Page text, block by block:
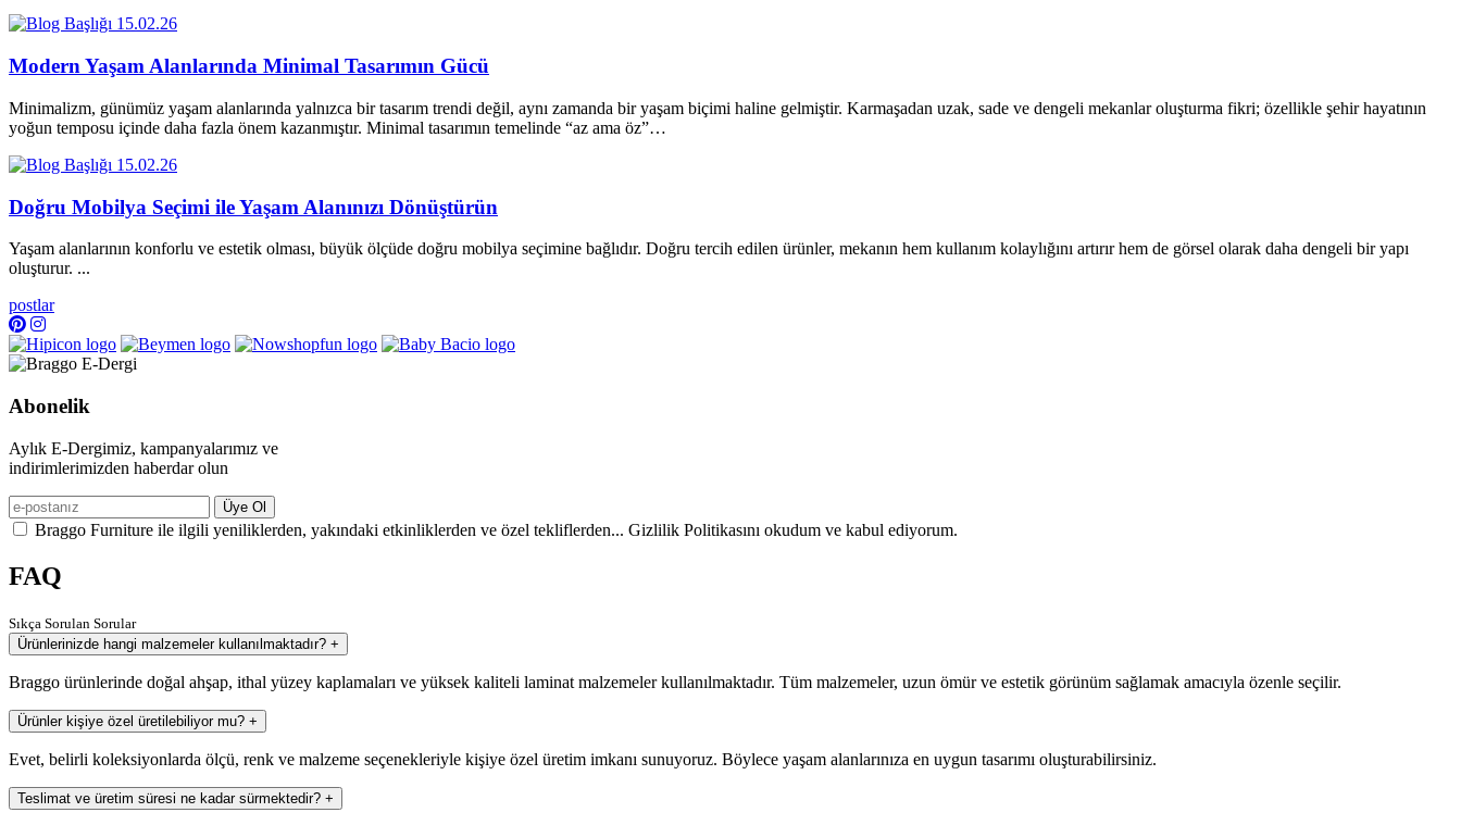
15.02.26
Modern Yaşam Alanlarında Minimal Tasarımın Gücü
Minimalizm, günümüz yaşam alanlarında yalnızca bir tasarım trendi değil, aynı zamanda bir yaşam biçimi haline gelmiştir. Karmaşadan uzak, sade ve dengeli mekanlar oluşturma fikri; özellikle şehir hayatının
yoğun temposu içinde daha fazla önem kazanmıştır. Minimal tasarımın temelinde “az ama öz”…
15.02.26
Doğru Mobilya Seçimi ile Yaşam Alanınızı Dönüştürün
Yaşam alanlarının konforlu ve estetik olması, büyük ölçüde doğru mobilya seçimine bağlıdır. Doğru tercih edilen ürünler, mekanın hem kullanım kolaylığını artırır hem de görsel olarak daha dengeli bir yapı
oluşturur. ...
postlar
Abonelik
Aylık E-Dergimiz, kampanyalarımız ve
indirimlerimizden haberdar olun
Üye Ol
Braggo Furniture ile ilgili yeniliklerden, yakındaki etkinliklerden ve özel tekliflerden... Gizlilik Politikasını okudum ve kabul ediyorum.
FAQ
Sıkça Sorulan Sorular
Ürünlerinizde hangi malzemeler kullanılmaktadır? +
Braggo ürünlerinde doğal ahşap, ithal yüzey kaplamaları ve yüksek kaliteli laminat malzemeler kullanılmaktadır. Tüm malzemeler, uzun ömür ve estetik görünüm sağlamak amacıyla özenle seçilir.
Ürünler kişiye özel üretilebiliyor mu? +
Evet, belirli koleksiyonlarda ölçü, renk ve malzeme seçenekleriyle kişiye özel üretim imkanı sunuyoruz. Böylece yaşam alanlarınıza en uygun tasarımı oluşturabilirsiniz.
Teslimat ve üretim süresi ne kadar sürmektedir? +